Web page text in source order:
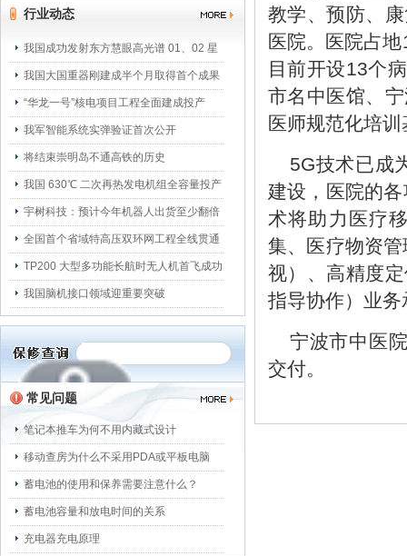
教学、预防、
医院。医院占
目前开设13个
市名中医馆、
医师规范化培
5G技术已成
建设，医院的
术将助力医疗
集、医疗物资
视）、高精度
指导协作）业
宁波市中医
交付。
行业动态
我国成功发射东方慧眼高光谱 01、02 星
我国大国重器刚建成半个月取得首个成果
“华龙一号”核电项目工程全面建成投产
我军智能系统实弹验证首次公开
将结束崇明岛不通高铁的历史
我国 630℃ 二次再热发电机组全容量投产
宇树科技：预计今年机器人出货至少翻倍
全国首个省域特高压双环网工程全线贯通
TP200 大型多功能长航时无人机首飞成功
我国脑机接口领域迎重要突破
常见问题
笔记本推车为何不用内藏式设计
移动查房为什么不采用PDA或平板电脑
蓄电池的使用和保养需要注意什么？
蓄电池容量和放电时间的关系
充电器充电原理